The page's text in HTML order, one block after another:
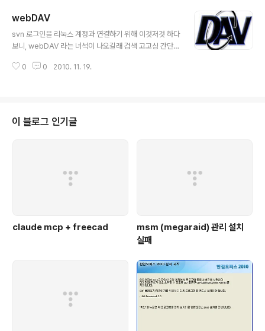
webDAV
svn 로그인을 리눅스 계정과 연결하기 위해 이것저것 하다
보니, webDAV 라는 녀석이 나오길래 검색 고고싱 간단하
지닌 웹서버에 쓰기기능을 추가해준다. Web-based Dis
perties (creation, removal, and querying of infor
mation about author, modified date et cetera); n
0 0 2010. 11. 19.
이 블로그 인기글
claude mcp + freecad
msm (megaraid) 관리 설치
실패